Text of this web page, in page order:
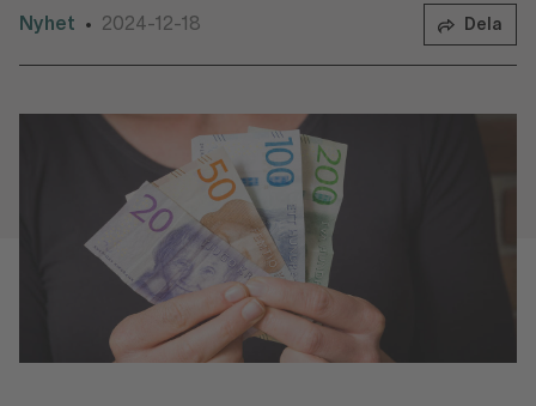
Nyhet • 2024-12-18 Dela